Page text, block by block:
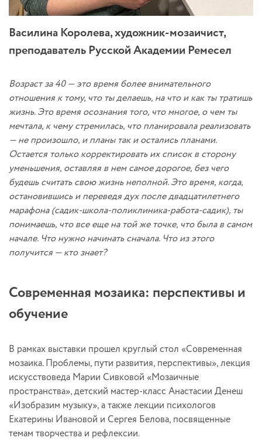
Василина Королева, художник-мозаичист,
преподаватель Русской Академии Ремесел
Возраст за 40 — это время более внимательного
отношения к тому, что ты делаешь, на что и как ты тратишь
жизнь. Это время осознания того, что многое, о чем ты
мечтала, к чему стремилась, что планировала реализовать
— не произошло, и планы так и остались планами.
Остается только корректировать их список в сторону
уменьшения, оставляя в нем самое дорогое, без чего
будешь считать свою жизнь неполной. Это время, когда,
остановившись и переведя дух после двадцатилетнего
марафона (садик-школа-поликлиника-работа-садик), ты
понимаешь, что все еще на той же точке, что была в самом
начале. Что нужно начинать сначала. Что из этого
получится — кто знает?
Современная мозаика: перспективы и
обучение
В рамках выставки прошел круглый стол «Современная
мозаика. Проблемы, пути развития, перспективы», лекция
искусствоведа Марии Сивковой «Мозаичные
пространства», детский мастер-класс Анастасии Денеш
«Изобразим музыку», а также лекции психологов
Екатерины Ивановой и Сергея Белова, посвященные
темам творчества и рефлексии.